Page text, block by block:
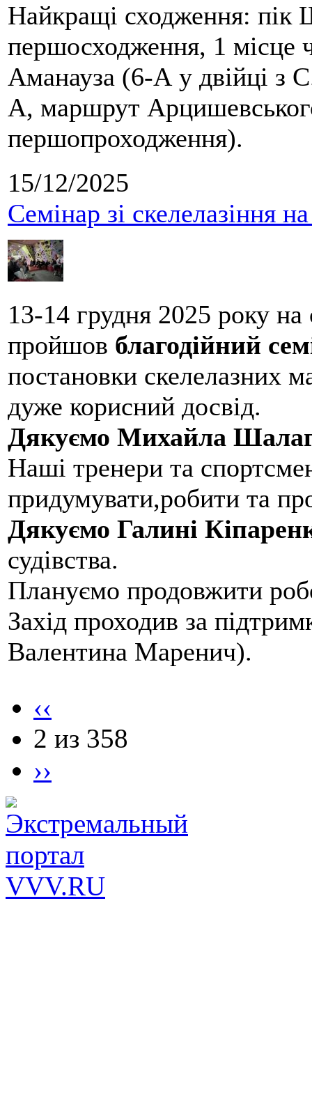
Найкращі сходження: пік
першосходження, 1 місце
Аманауза (6-А у двійці з
А, маршрут
першопроходження).
15/12/2025
Семінар зі скелелазіння
13-14 грудня 2025 року
пройшов благодійний
постановки скелелазних
дуже корисний досвід.
Дякуємо Михайла
Наші тренери та
придумувати,робити та
Дякуємо Галині
судівства.
Плануємо продовжити
Захід проходив за
Валентина Маренич).
‹‹
2 из 358
››